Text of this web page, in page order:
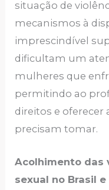
situação de
mecanismos à
imprescindível
dificultam um
mulheres que
permitindo ao
direitos e oferecer
precisam tomar.
Acolhimento das
sexual no Brasil